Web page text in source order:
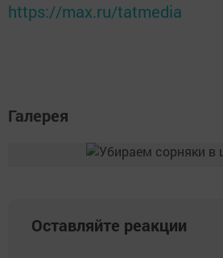
https://max.ru/tatmedia
Галерея
Оставляйте реакции